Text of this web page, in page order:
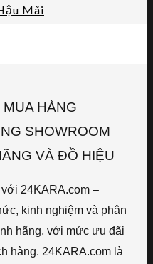
Mãi
HÀNG
SHOWROOM
VÀ ĐỒ HIỆU
24KARA.com –
kinh nghiệm và phân
hãng, với mức ưu đãi
hàng. 24KARA.com là